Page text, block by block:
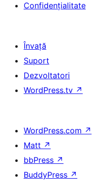
Confidențialitate
Învață
Suport
Dezvoltatori
WordPress.tv ↗
WordPress.com ↗
Matt ↗
bbPress ↗
BuddyPress ↗